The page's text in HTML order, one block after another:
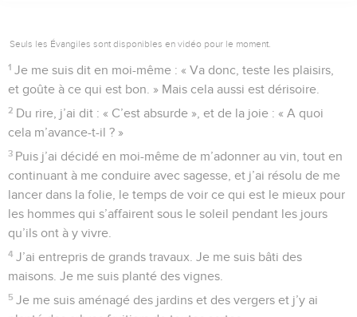
Seuls les Évangiles sont disponibles en vidéo pour le moment.
1 Je me suis dit en moi-même : « Va donc, teste les plaisirs,
et goûte à ce qui est bon. » Mais cela aussi est dérisoire.
2 Du rire, j’ai dit : « C’est absurde », et de la joie : « A quoi
cela m’avance-t-il ? »
3 Puis j’ai décidé en moi-même de m’adonner au vin, tout en
continuant à me conduire avec sagesse, et j’ai résolu de me
lancer dans la folie, le temps de voir ce qui est le mieux pour
les hommes qui s’affairent sous le soleil pendant les jours
qu’ils ont à y vivre.
4 J’ai entrepris de grands travaux. Je me suis bâti des
maisons. Je me suis planté des vignes.
5 Je me suis aménagé des jardins et des vergers et j’y ai